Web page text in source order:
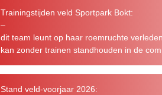
Trainingstijden veld Sportpark Bokt:
–
dit team leunt op haar roemruchte
kan zonder trainen standhouden in de
Stand veld-voorjaar 2026: